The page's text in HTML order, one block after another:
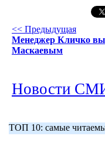
<< Предыдущая
Менеджер Кличко
Маскаевым
Новости
ТОП 10: самые